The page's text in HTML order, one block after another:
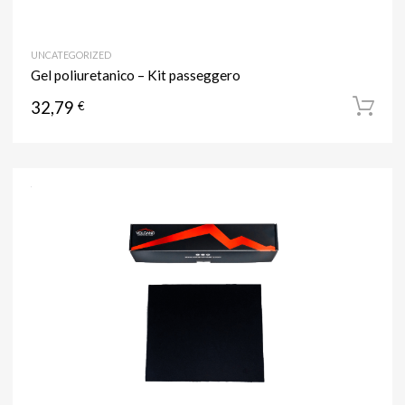
UNCATEGORIZED
Gel poliuretanico – Kit passeggero
32,79 €